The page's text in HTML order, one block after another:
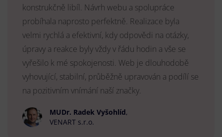
konstrukčně libíl. Návrh webu a spolupráce
probíhala naprosto perfektně. Realizace byla
velmi rychlá a efektivní, kdy odpovědi na otázky,
úpravy a reakce byly vždy v řádu hodin a vše se
vyřešilo k mé spokojenosti. Web je dlouhodobě
vyhovující, stabilní, průběžně upravován a podílí se
na pozitivním vnímání naší značky.
MUDr. Radek Vyšohlíd,
VENART s.r.o.